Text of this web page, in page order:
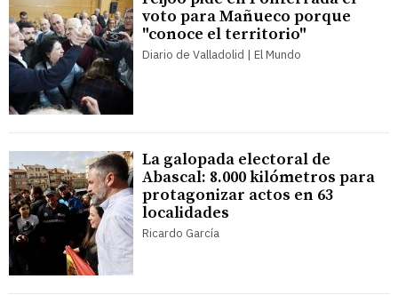
voto para Mañueco porque
"conoce el territorio"
Diario de Valladolid | El Mundo
La galopada electoral de
Abascal: 8.000 kilómetros para
protagonizar actos en 63
localidades
Ricardo García